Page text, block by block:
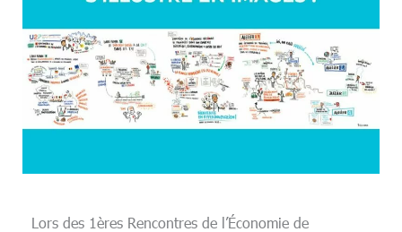
Lors des 1ères Rencontres de l’Économie de